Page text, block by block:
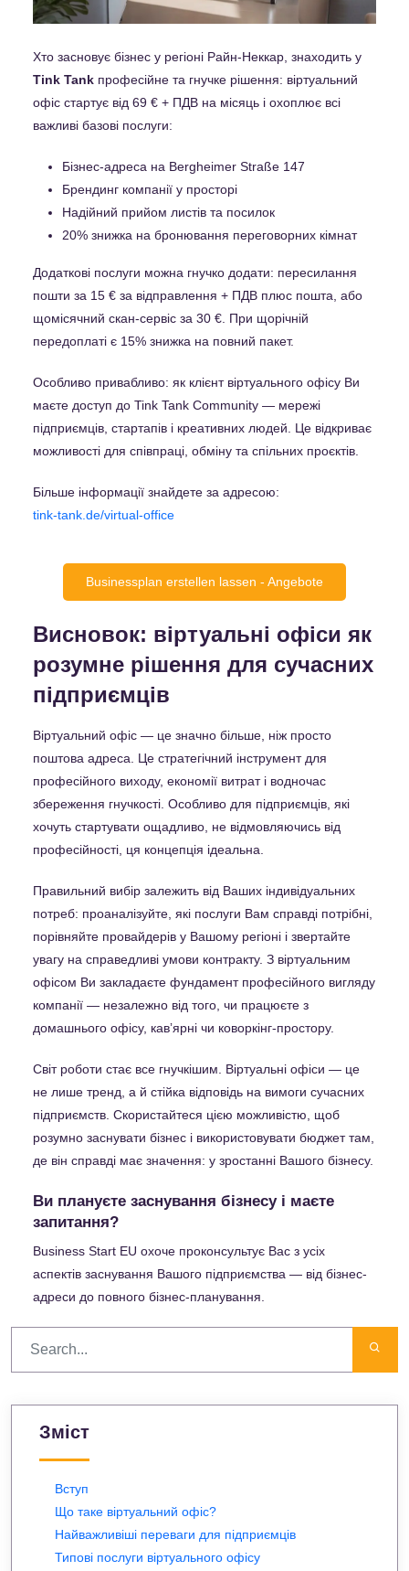
Хто засновує бізнес у регіоні Райн-Неккар, знаходить у
Tink Tank професійне та гнучке рішення: віртуальний
офіс стартує від 69 € + ПДВ на місяць і охоплює всі
важливі базові послуги:
Бізнес-адреса на Bergheimer Straße 147
Брендинг компанії у просторі
Надійний прийом листів та посилок
20% знижка на бронювання переговорних кімнат
Додаткові послуги можна гнучко додати: пересилання
пошти за 15 € за відправлення + ПДВ плюс пошта, або
щомісячний скан-сервіс за 30 €. При щорічній
передоплаті є 15% знижка на повний пакет.
Особливо привабливо: як клієнт віртуального офісу Ви
маєте доступ до Tink Tank Community — мережі
підприємців, стартапів і креативних людей. Це відкриває
можливості для співпраці, обміну та спільних проєктів.
Більше інформації знайдете за адресою:
tink-tank.de/virtual-office
Businessplan erstellen lassen - Angebote
Висновок: віртуальні офіси як
розумне рішення для сучасних
підприємців
Віртуальний офіс — це значно більше, ніж просто
поштова адреса. Це стратегічний інструмент для
професійного виходу, економії витрат і водночас
збереження гнучкості. Особливо для підприємців, які
хочуть стартувати ощадливо, не відмовляючись від
професійності, ця концепція ідеальна.
Правильний вибір залежить від Ваших індивідуальних
потреб: проаналізуйте, які послуги Вам справді потрібні,
порівняйте провайдерів у Вашому регіоні і звертайте
увагу на справедливі умови контракту. З віртуальним
офісом Ви закладаєте фундамент професійного вигляду
компанії — незалежно від того, чи працюєте з
домашнього офісу, кавʼярні чи коворкінг-простору.
Світ роботи стає все гнучкішим. Віртуальні офіси — це
не лише тренд, а й стійка відповідь на вимоги сучасних
підприємств. Скористайтеся цією можливістю, щоб
розумно заснувати бізнес і використовувати бюджет там,
де він справді має значення: у зростанні Вашого бізнесу.
Ви плануєте заснування бізнесу і маєте
запитання?
Business Start EU охоче проконсультує Вас з усіх
аспектів заснування Вашого підприємства — від бізнес-
адреси до повного бізнес-планування.
Зміст
Вступ
Що таке віртуальний офіс?
Найважливіші переваги для підприємців
Типові послуги віртуального офісу